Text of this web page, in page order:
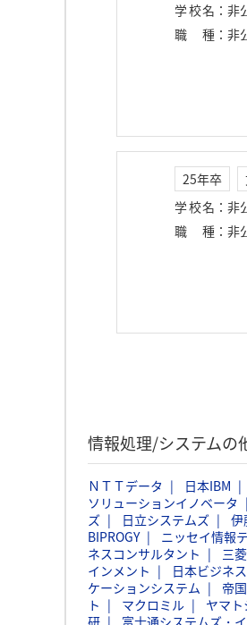
学校名 ： 非
職種 ： 非
25年卒
学校名 ： 非
職種 ： 非
情報処理/システムの
ＮＴＴデータ 日本IBM
ソリューションイノベータ
ズ
日立システムズ 伊
BIPROGY
ニッセイ情報
ネスコンサルタント
三
インメント
日本ビジネ
ケーションシステム
帝
ト
マクロミル ヤマ
研
富士通システムズ・